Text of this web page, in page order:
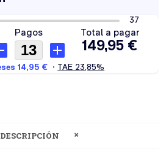
DESCRIPCIÓN